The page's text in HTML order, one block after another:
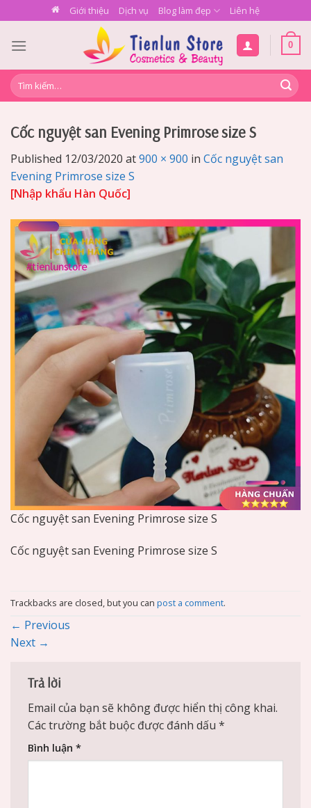
to
content
Giới thiệu Dịch vụ Blog làm đẹp Liên hệ
0
Tìm
kiếm:
Cốc nguyệt san Evening Primrose size S
Published 12/03/2020 at900 × 900 in Cốc nguyệt san
Evening Primrose size S
[Nhập khẩu Hàn Quốc]
Cốc nguyệt san Evening Primrose size S
Cốc nguyệt san Evening Primrose size S
Trackbacks are closed, but you can post a comment.
← Previous
Next →
Trả lời
Email của bạn sẽ không được hiển thị công khai.
Các trường bắt buộc được đánh dấu *
Bình luận *